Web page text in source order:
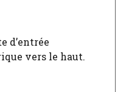
d’entrée
vers le haut.